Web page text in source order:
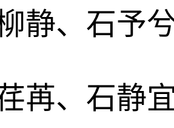
静、石予
苒、石静